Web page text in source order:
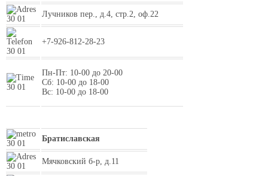
Лучников пер., д.4, стр.2, оф.22
+7-926-812-28-23
Пн-Пт: 10-00 до 20-00
Сб: 10-00 до 18-00
Вс: 10-00 до 18-00
Братиславская
Мячковский б-р, д.11